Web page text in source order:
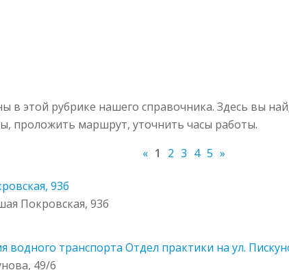
в этой рубрике нашего справочника. Здесь вы
проложить маршрут, уточнить часы работы.
« 1 2 3 4 5 »
93б
Покровская, 93б
водного транспорта Отдел практики на ул.
49/6